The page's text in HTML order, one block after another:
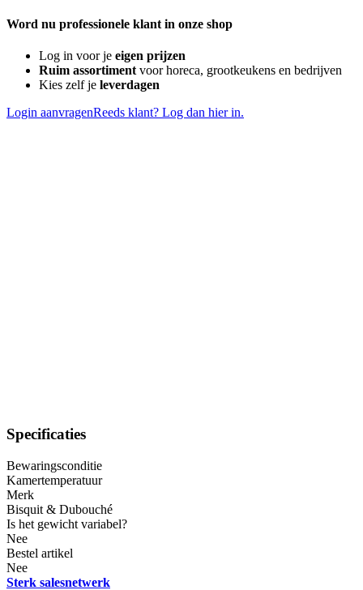
Word nu professionele klant in onze shop
Log in voor je eigen prijzen
Ruim assortimentvoor horeca, grootkeukens en bedrijven
Kies zelf je leverdagen
Login aanvragenReeds klant? Log dan hier in.
Specificaties
Bewaringsconditie
Kamertemperatuur
Merk
Bisquit & Dubouché
Is het gewicht variabel?
Nee
Bestel artikel
Nee
Sterk salesnetwerk